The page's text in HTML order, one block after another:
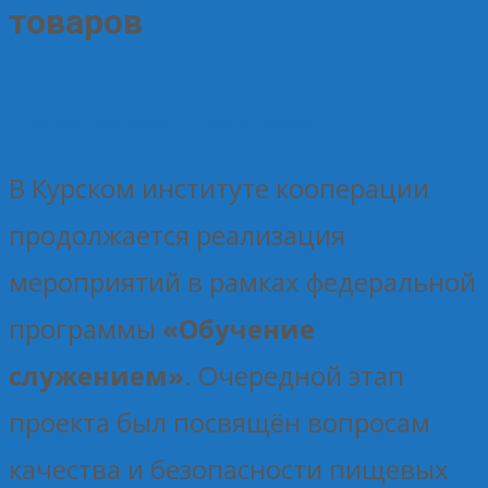
товаров
В Курском институте кооперации
продолжается реализация
мероприятий в рамках федеральной
программы «Обучение
служением». Очередной этап
проекта был посвящён вопросам
качества и безопасности пищевых